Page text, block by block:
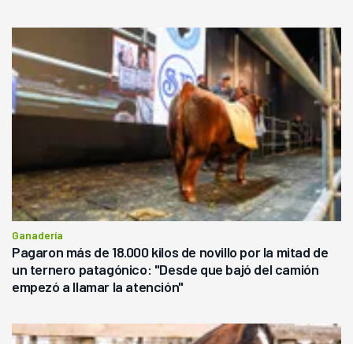
Ganadería
Pagaron más de 18.000 kilos de novillo por la mitad de
un ternero patagónico: "Desde que bajó del camión
empezó a llamar la atención"